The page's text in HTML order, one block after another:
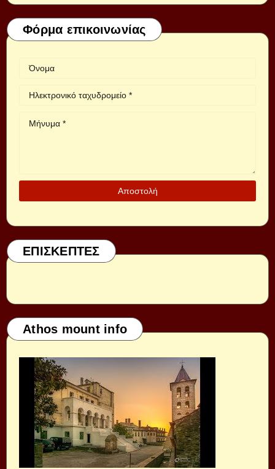
Φόρμα επικοινωνίας
ΕΠΙΣΚΕΠΤΕΣ
Athos mount info